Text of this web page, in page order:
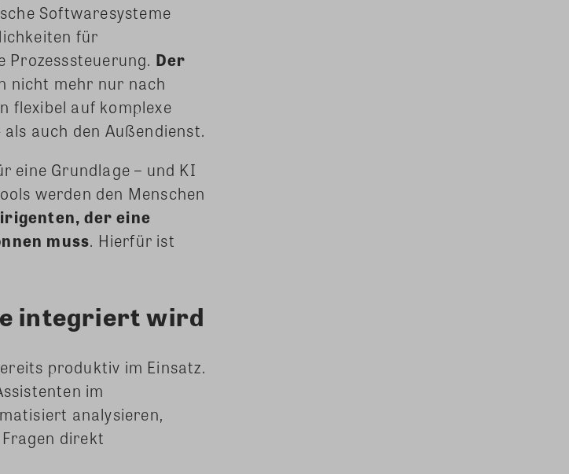
Softwaresysteme
für
Der
nicht mehr nur nach
flexibel auf komplexe
auch den Außendienst.
eine Grundlage – und KI
werden den Menschen
der eine
muss. Hierfür ist
integriert wird
produktiv im Einsatz.
im
analysieren,
direkt